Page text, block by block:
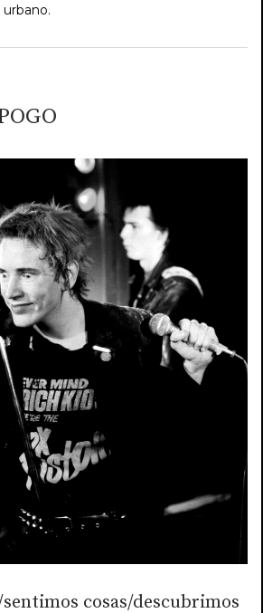
cosas/descubrimos